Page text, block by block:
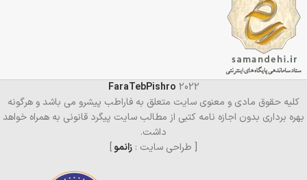
FaraTebPishro 2022
کلیه حقوق مادی و معنوی سایت متعلق به فاراطب پیشرو می باشد و هرگونه
بهره برداری بدون اجازه نامه کتبی از مطالب سایت پیگرد قانونی به همراه خواهد
داشت.
[ طراحی سایت : زانمو]